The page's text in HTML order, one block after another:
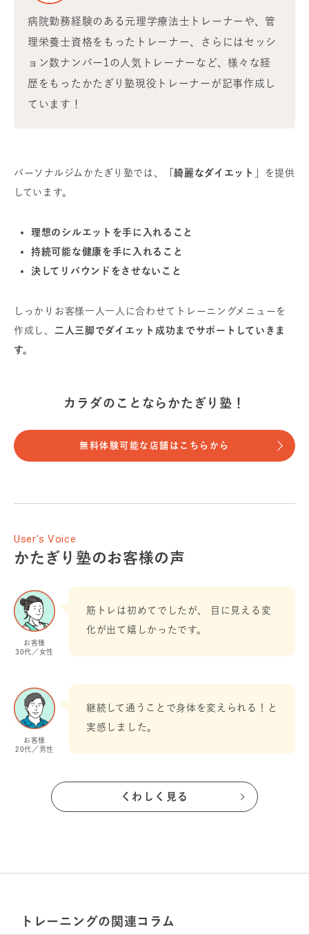
病院勤務経験のある元理学療法士トレーナーや、管
理栄養士資格をもったトレーナー、さらにはセッシ
ョン数ナンバー1の人気トレーナーなど、様々な経
歴をもったかたぎり塾現役トレーナーが記事作成し
ています！
パーソナルジムかたぎり塾では、 「綺麗なダイエット」
を提供
しています。
理想のシルエットを手に入れること
持続可能な健康を手に入れること
決してリバウンドをさせないこと
しっかりお客様一人一人に合わせてトレーニングメニューを
作成し、
二人三脚でダイエット成功までサポートしていきま
す。
カラダのことならかたぎり塾！
無料体験可能な店舗はこちらから
User’s Voice
かたぎり塾のお客様の声
お客様
30代／女性
筋トレは初めてでしたが、 目に見える変
化が出て嬉しかったです。
お客様
20代／男性
継続して通うことで身体を変えられる！と
実感しました。
くわしく見る
トレーニングの関連コラム